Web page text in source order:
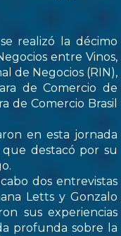
realizó la décimo
entre Vinos,
de Negocios (RIN),
de Comercio de
de Comercio Brasil
en esta jornada
destacó por su
dos entrevistas
Letts y Gonzalo
sus experiencias
profunda sobre la